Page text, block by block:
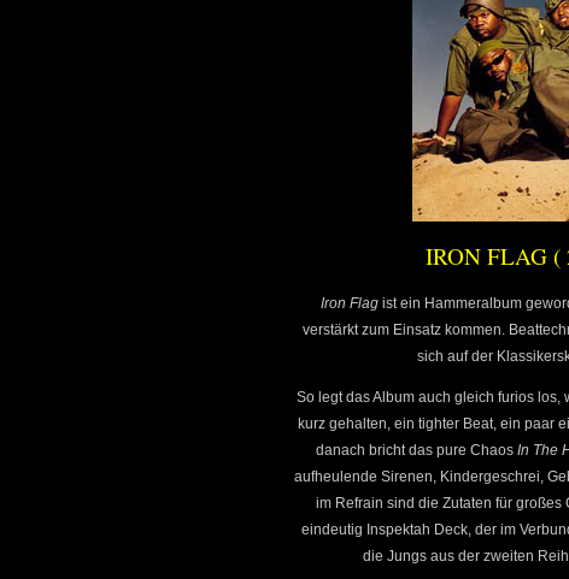
IRON FLAG (
Iron Flagist ein Hammeralbum
verstärkt zum Einsatz kommen.
sich auf der
So legt das Album auch gleich furios los,
kurz gehalten, ein tighter Beat, ein paar
danach bricht das pure Chaos In The
aufheulende Sirenen, Kindergeschrei,
im Refrain sind die Zutaten für
eindeutig Inspektah Deck, der im
die Jungs aus der zweiten